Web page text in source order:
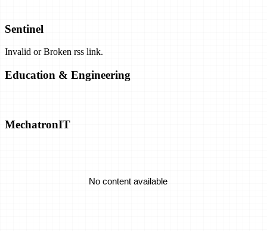
Can They Work?
Exclusive: Airborne Wind Energy Company Closes Shop, Opens
Sentinel
Invalid or Broken rss link.
Education & Engineering
MechatronIT